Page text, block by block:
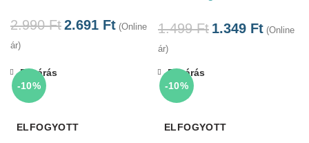
2.990Ft2.691 Ft (Online
ár)
1.499Ft 1.349 Ft (Online
ár)
-10%
ELFOGYOTT
Bezárás
-10%
ELFOGYOTT
Bezárás